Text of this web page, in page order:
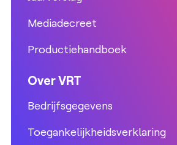
Mediadecreet
Productiehandboek
Over VRT
Bedrijfsgegevens
Toegankelijkheidsverklaring